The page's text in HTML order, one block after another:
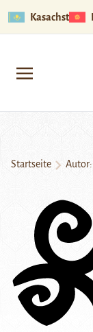
Kasachstan
Startseite